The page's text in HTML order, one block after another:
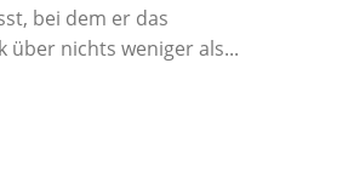
bei dem er das
über nichts weniger als...